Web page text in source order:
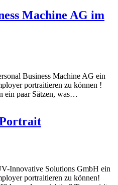
Machine AG im
Business Machine AG ein
portraitieren zu können !
ein paar Sätzen, was…
Innovative Solutions GmbH ein
portraitieren zu können!